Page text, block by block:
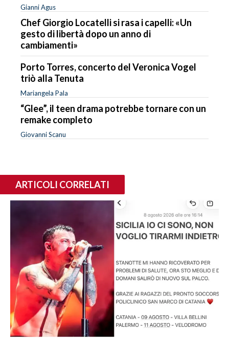
Gianni Agus
Chef Giorgio Locatelli si rasa i capelli: «Un
gesto di libertà dopo un anno di
cambiamenti»
Porto Torres, concerto del Veronica Vogel
triò alla Tenuta
Mariangela Pala
“Glee”, il teen drama potrebbe tornare con un
remake completo
Giovanni Scanu
ARTICOLI CORRELATI